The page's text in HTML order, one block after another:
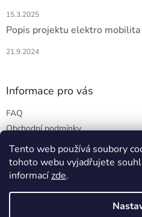
Tento web používá soubory
tohoto webu vyjadřujete
informacízde.
15.3.2025
Popis projektu elektro mobilita
21.9.2024
Informace pro vás
FAQ
Obchodní podmínky
Podmínky ochrany osobních údajů